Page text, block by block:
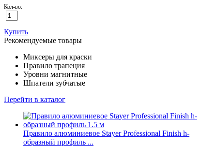
Кол-во:
Купить
Рекомендуемые товары
Миксеры для краски
Правило трапеция
Уровни магнитные
Шпатели зубчатые
Перейти в каталог
Правило алюминиевое Stayer Professional Finish h-
образный профиль ...